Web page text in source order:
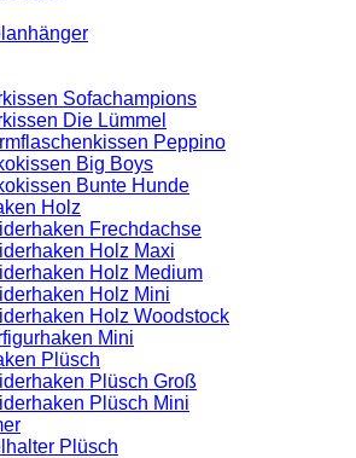
Sofachampions
Die Lümmel
Peppino
Big Boys
Bunte Hunde
Holz
Frechdachse
Holz Maxi
Holz Medium
Holz Mini
Holz Woodstock
Mini
Plüsch
Plüsch Groß
Plüsch Mini
Plüsch